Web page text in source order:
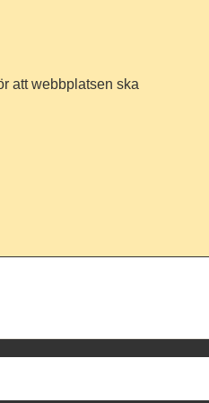
att webbplatsen ska